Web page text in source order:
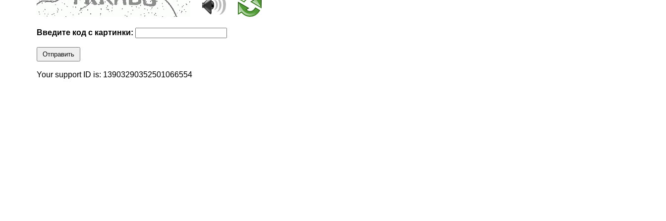
Введите код с картинки:
Отправить
Your support ID is: 13903290352501066554